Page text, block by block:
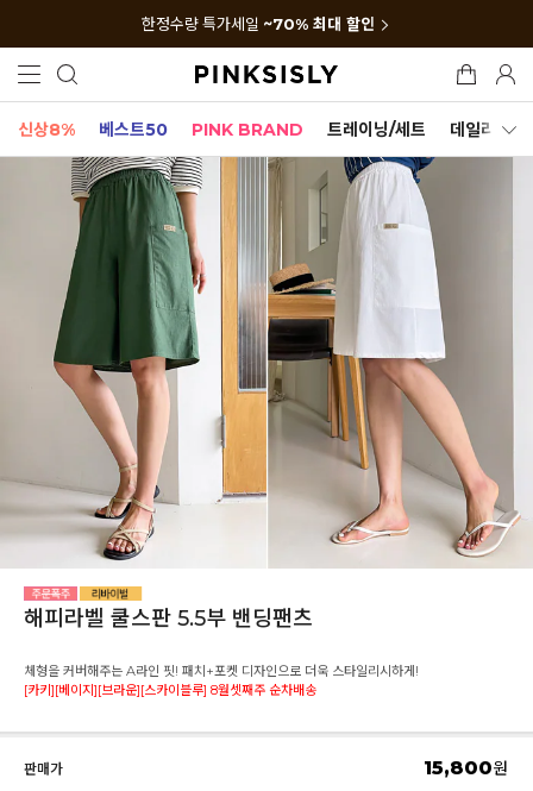
한정수량 특가세일 ~70% 최대 할인
신상8% 베스트50 PINK BRAND 트레이닝/세트 데일리세트
해피라벨 쿨스판 5.5부 밴딩팬츠
체형을 커버해주는 A라인 핏! 패치+포켓 디자인으로 더욱 스타일리시하게!
[카키][베이지][브라운][스카이블루] 8월셋째주 순차배송
판매가 15,800원